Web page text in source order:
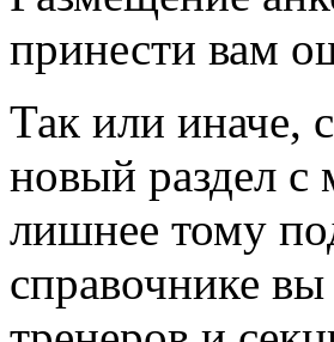
принести вам
Так или иначе,
новый раздел с
лишнее тому
справочнике